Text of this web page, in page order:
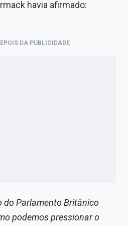
havia afirmado:
DA PUBLICIDADE
do Parlamento Britânico
podemos pressionar o